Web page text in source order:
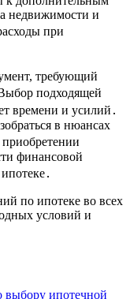
недвижимости и
при
требующий
подходящей
времени и усилий․
в нюансах
финансовой
по ипотеке во всех
условий и
выбору ипотечной